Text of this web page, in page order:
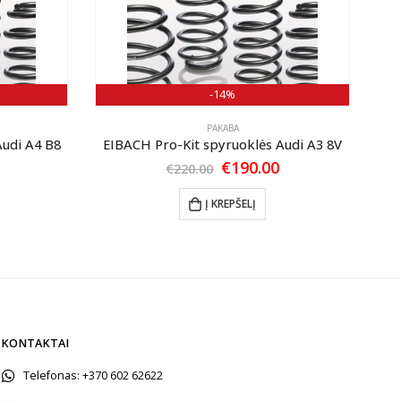
A4 B8
-14%
PAKABA
EIBACH Pro-Kit spyruoklės Audi A3 8V
€220.00 Original
price
was:
€220.00.
€190.00Current
Į KREPŠELĮ
KONTAKTAI
Telefonas: +370 602 62622